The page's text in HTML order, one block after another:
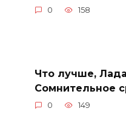
0 158
Что лучше,
Сомнительное
0 149